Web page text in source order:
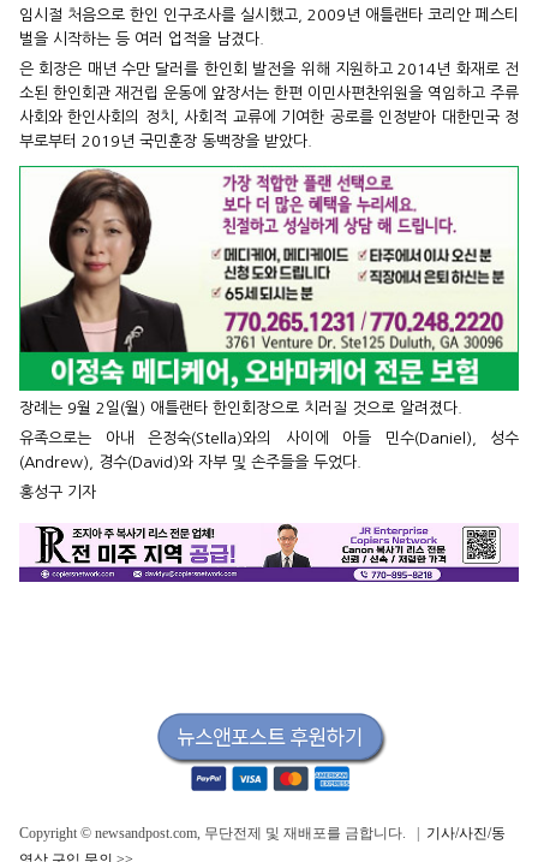
임시절 처음으로 한인 인구조사를 실시했고, 2009년 애틀랜타 코리안 페스티
벌을 시작하는 등 여러 업적을 남겼다.
은 회장은 매년 수만 달러를 한인회 발전을 위해 지원하고 2014년 화재로 전
소된 한인회관 재건립 운동에 앞장서는 한편 이민사편찬위원을 역임하고 주류
사회와 한인사회의 정치, 사회적 교류에 기여한 공로를 인정받아 대한민국 정
부로부터 2019년 국민훈장 동백장을 받았다.
장례는 9월 2일(월) 애틀랜타 한인회장으로 치러질 것으로 알려졌다.
유족으로는 아내 은정숙(Stella)와의 사이에 아들 민수(Daniel), 성수
(Andrew), 경수(David)와 자부 및 손주들을 두었다.
홍성구 기자
Copyright © newsandpost.com, 무단전제 및 재배포를 금합니다. | 기사/사진/동